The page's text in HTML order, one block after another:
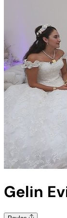
Gelin